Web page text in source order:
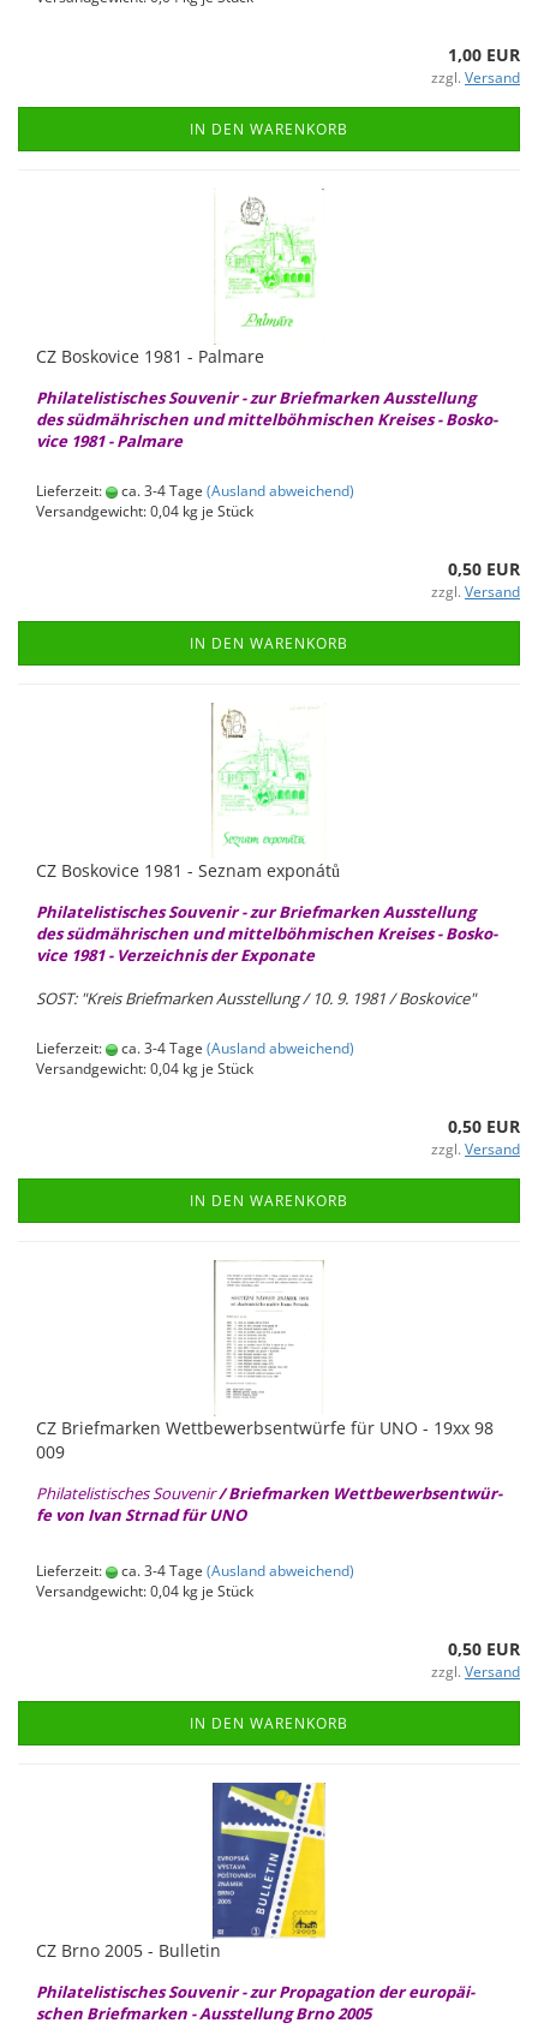
1,00 EUR
zzgl. Versand
IN DEN WARENKORB
CZ Bos­ko­vice 1981 - Palma­re
Phil­ate­lis­ti­sches Sou­ve­nir - zur Brief­mar­ken Aus­stel­lung
des süd­mäh­ri­schen und mit­tel­böh­mi­schen Krei­ses - Bos­ko­
vice 1981 - Palma­re
Lieferzeit: ca. 3-4 Tage (Ausland abweichend)
Versandgewicht:0,04 kg je Stück
0,50 EUR
zzgl. Versand
IN DEN WARENKORB
CZ Bos­ko­vice 1981 - Sez­nam exponátů
Phil­ate­lis­ti­sches Sou­ve­nir - zur Brief­mar­ken Aus­stel­lung
des süd­mäh­ri­schen und mit­tel­böh­mi­schen Krei­ses - Bos­ko­
vice 1981 - Ver­zeich­nis der Exponate
SOST: "Kreis Brief­mar­ken Aus­stel­lung / 10. 9. 1981 / Bos­ko­vice"
Lieferzeit: ca. 3-4 Tage (Ausland abweichend)
Versandgewicht:0,04 kg je Stück
0,50 EUR
zzgl. Versand
IN DEN WARENKORB
CZ Brief­mar­ken Wett­be­werbs­ent­wür­fe für UNO - 19xx 98
009
Phil­ate­lis­ti­sches Sou­ve­nir/ Brief­mar­ken Wett­be­werbs­ent­wür­
fe von Ivan Strnad für UNO
Lieferzeit: ca. 3-4 Tage (Ausland abweichend)
Versandgewicht:0,04 kg je Stück
0,50 EUR
zzgl. Versand
IN DEN WARENKORB
CZ Brno 2005 - Bul­le­tin
Phil­ate­lis­ti­sches Sou­ve­nir - zur Pro­pa­ga­ti­on der eu­ro­päi­
schen Brief­mar­ken - Aus­stel­lung Brno 2005